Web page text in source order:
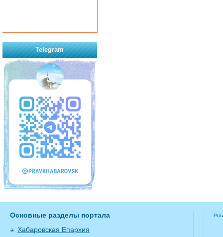
Telegram
Основные разделы портала
Хабаровская Епархия